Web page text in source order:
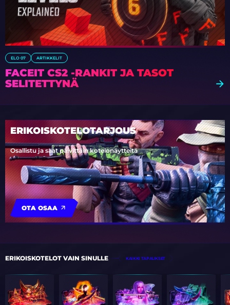
ELO 07 ARTIKKELIT
FACEIT CS2 -RANKIT JA TASOT
SELITETTYNÄ
ERIKOISKOTELOTARJOUS
Osallistu ja saat päivittäin kotelonäytteitä
OTA OSAA
ERIKOISKOTELOT VAIN SINULLE KAIKKI TAPAUKSET